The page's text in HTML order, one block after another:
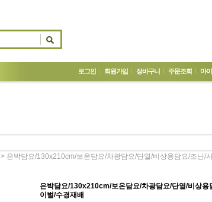
로그인 회원가입 장바구니 주문조회 마
> 은박담요/130x210cm/보온담요/차광담요/단열/비상용담요/조난/
은박담요/130x210cm/보온담요/차광담요/단열/비상용
이벌/수경재배